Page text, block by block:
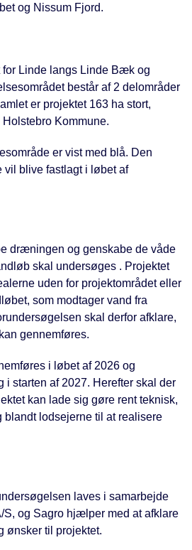
og Nissum Fjord.
for Linde langs Linde Bæk og
består af 2 delområder
er projektet 163 ha stort,
Kommune.
er vist med blå. Den
blive fastlagt i løbet af
dræningen og genskabe de våde
skal undersøges . Projektet
uden for projektområdet eller
som modtager vand fra
skal derfor afklare,
gennemføres.
i løbet af 2026 og
starten af 2027. Herefter skal der
kan lade sig gøre rent teknisk,
blandt lodsejerne til at realisere
laves i samarbejde
S, og Sagro hjælper med at afklare
ønsker til projektet.